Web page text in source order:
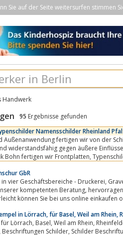
Sie auf der Seite weitersurfen stimmen
Handwerk
95 Ergebnisse gefunden
Namensschilder Rheinland
Außenanwendung fertigen wir von der
widerstandsfähig gegen äußere
Typenschilder, QR Code Schilder,
GbR
- Druckerei, Graveurwerkstatt, Stempelproduktion,
hervorragenden Qualität und flexiblen
können Sie bei uns online
in Lörrach, für Basel, Weil am Rhein,